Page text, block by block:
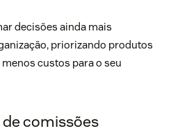
decisões ainda mais
priorizando produtos
custos para o seu
comissões